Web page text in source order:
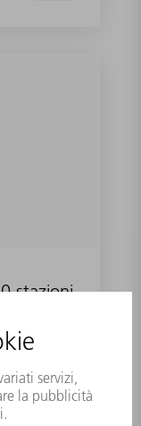
stazioni